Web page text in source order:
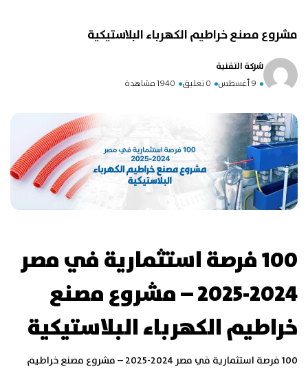
مشروع مصنع خراطيم الكهرباء البلاستيكية
شركة التقنية
9 أغسطس 0 تعليق 1940 مشاهدة
100 فرصة استثمارية في مصر
2024-2025 – مشروع مصنع
خراطيم الكهرباء البلاستيكية
100 فرصة استثمارية في مصر 2024-2025 – مشروع مصنع خراطيم